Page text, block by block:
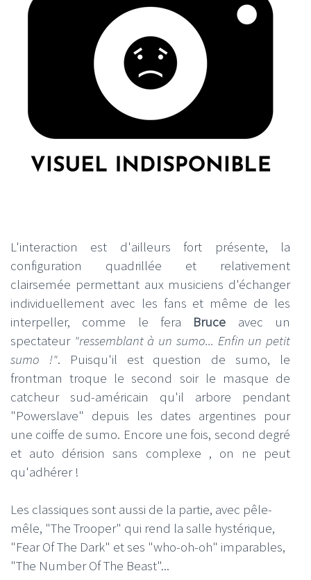
L'interaction est d'ailleurs fort présente, la
configuration quadrillée et relativement
clairsemée permettant aux musiciens d'échanger
individuellement avec les fans et même de les
interpeller, comme le fera Bruce avec un
spectateur "ressemblant à un sumo... Enfin un petit
sumo !". Puisqu'il est question de sumo, le
frontman troque le second soir le masque de
catcheur sud-américain qu'il arbore pendant
"Powerslave" depuis les dates argentines pour
une coiffe de sumo. Encore une fois, second degré
et auto dérision sans complexe , on ne peut
qu'adhérer !
Les classiques sont aussi de la partie, avec pêle-
mêle, "The Trooper" qui rend la salle hystérique,
"Fear Of The Dark" et ses "who-oh-oh" imparables,
"The Number Of The Beast"...